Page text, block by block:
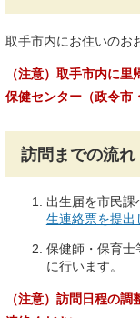
取手市内にお住いのお
（注意）取手市内に
保健センター（政令市
訪問までの流れ
出生届を市民
生連絡票を提出
保健師・保育士
に行います。
（注意）訪問日程の